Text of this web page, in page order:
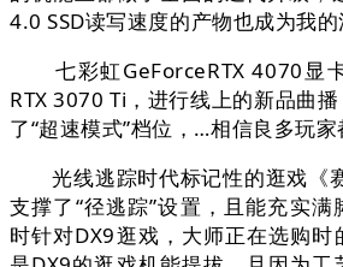
4.0 SSD读写速度的产物也成为我的
七彩虹GeForceRTX 4070显
RTX 3070 Ti，进行线上的新品曲
了“超速模式”档位，…相信良多玩家
光线逃踪时代标记性的逛戏《
支撑了“径逃踪”设置，且能充实
时针对DX9逛戏，大师正在选购时